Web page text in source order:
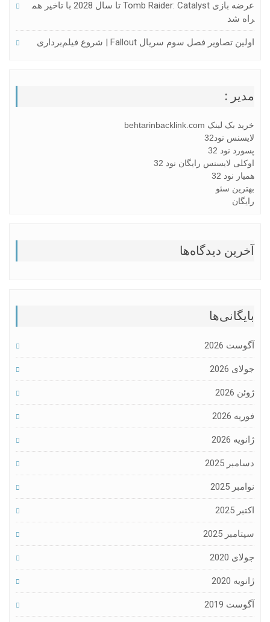
عرضه بازی Tomb Raider: Catalyst تا سال 2028 با تاخیر هم
راه شد
اولین تصاویر فصل سوم سریال Fallout | شروع فیلم‌برداری
مدیر :
خرید بک لینک behtarinbacklink.com
لایسنس نود32
پسورد نود 32
اوکلی لایسنس رایگان نود 32
همیار نود 32
بهترین سئو
رایگان
آخرین دیدگاه‌ها
بایگانی‌ها
آگوست 2026
جولای 2026
ژوئن 2026
فوریه 2026
ژانویه 2026
دسامبر 2025
نوامبر 2025
اکتبر 2025
سپتامبر 2025
جولای 2020
ژانویه 2020
آگوست 2019